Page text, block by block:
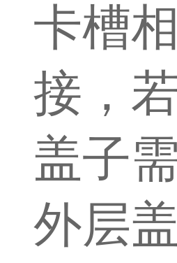
卡槽
接，
盖子
外层